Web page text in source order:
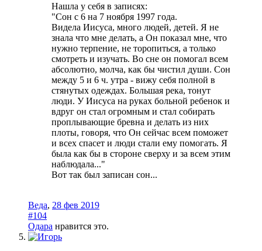
Нашла у себя в записях:
"Сон с 6 на 7 ноября 1997 года.
Видела Иисуса, много людей, детей. Я не
знала что мне делать, а Он показал мне, что
нужно терпение, не торопиться, а только
смотреть и изучать. Во сне он помогал всем
абсолютно, молча, как бы чистил души. Сон
между 5 и 6 ч. утра - вижу себя полной в
стянутых одеждах. Большая река, тонут
люди. У Иисуса на руках больной ребенок и
вдруг он стал огромным и стал собирать
проплывающие бревна и делать из них
плоты, говоря, что Он сейчас всем поможет
и всех спасет и люди стали ему помогать. Я
была как бы в стороне сверху и за всем этим
наблюдала..."
Вот так был записан сон...
Веда, 28 фев 2019
#104
Одара нравится это.